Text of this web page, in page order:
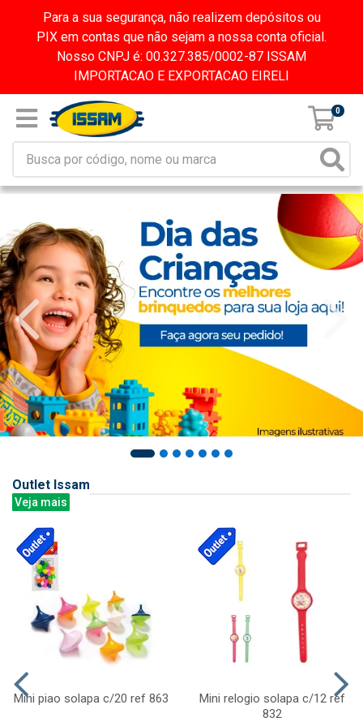
Para a sua segurança, não realizem depósitos ou
PIX em contas que não sejam a nossa conta oficial.
Nosso CNPJ é: 00.327.385/0002-87 ISSAM
IMPORTACAO E EXPORTACAO EIRELI
0
Outlet Issam
Veja mais
Mini piao solapa c/20 ref 863
Mini relogio solapa c/12 ref
832